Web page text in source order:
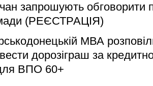
запрошують обговорити
(РЕЄСТРАЦІЯ)
МВА
дорозіграш за
ВПО 60+